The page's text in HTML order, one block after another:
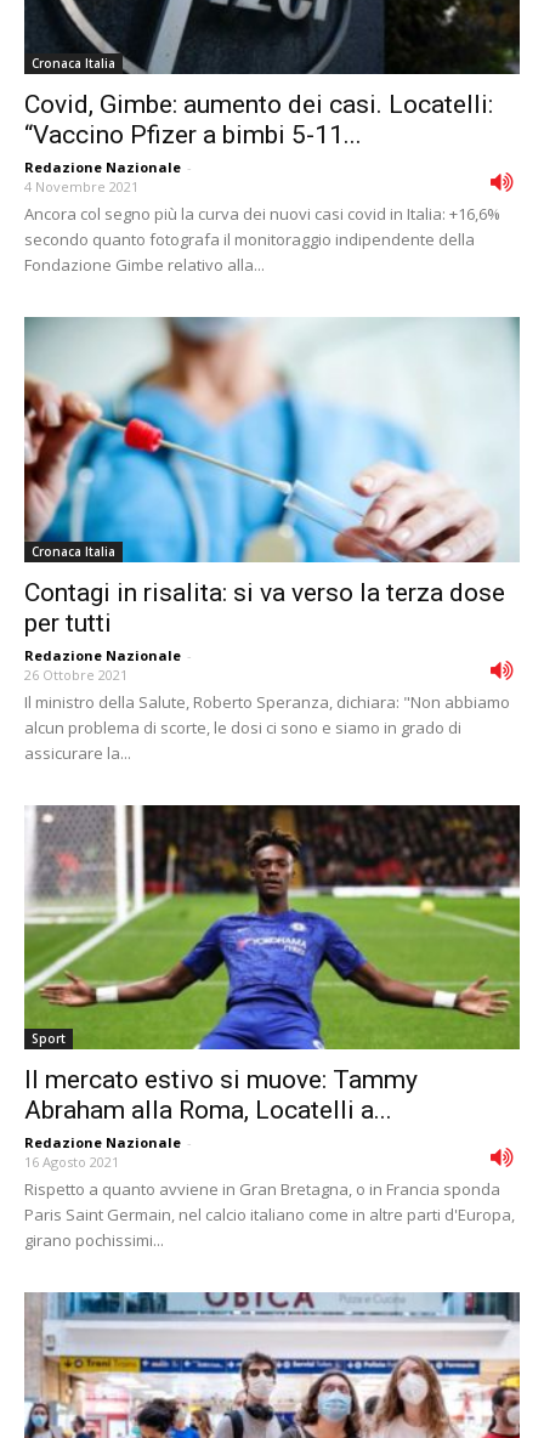
Cronaca Italia
Covid, Gimbe: aumento dei casi. Locatelli:
“Vaccino Pfizer a bimbi 5-11...
Redazione Nazionale -
4 Novembre 2021
Ancora col segno più la curva dei nuovi casi covid in Italia: +16,6%
secondo quanto fotografa il monitoraggio indipendente della
Fondazione Gimbe relativo alla...
Cronaca Italia
Contagi in risalita: si va verso la terza dose
per tutti
Redazione Nazionale -
26 Ottobre 2021
Il ministro della Salute, Roberto Speranza, dichiara: "Non abbiamo
alcun problema di scorte, le dosi ci sono e siamo in grado di
assicurare la...
Sport
Il mercato estivo si muove: Tammy
Abraham alla Roma, Locatelli a...
Redazione Nazionale -
16 Agosto 2021
Rispetto a quanto avviene in Gran Bretagna, o in Francia sponda
Paris Saint Germain, nel calcio italiano come in altre parti d'Europa,
girano pochissimi...